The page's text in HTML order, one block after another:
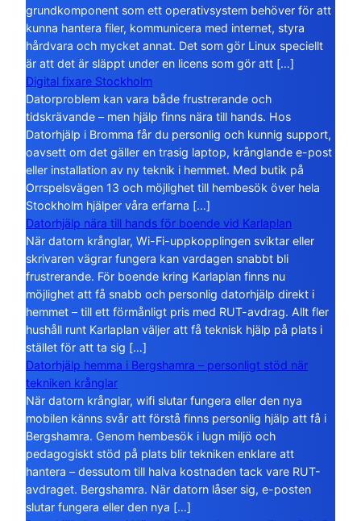
grundkomponent som ett operativsystem behöver för att
kunna hantera filer, kommunicera med internet, styra
hårdvara och mycket annat. Det som gör Linux speciellt
är att det är släppt under en licens som gör att […]
Digital fixare Stockholm
Datorproblem kan vara både frustrerande och
tidskrävande – men hjälp finns nära till hands. Hos
Datorhjälp i Bromma får du personlig och kunnig support,
oavsett om det gäller en trasig laptop, krånglande e-post
eller installation av ny teknik i hemmet. Med butik på
Orrspelsvägen 13 och möjlighet till hembesök över hela
Stockholm hjälper våra erfarna […]
Datorhjälp nära till hands för boende vid Karlaplan
När datorn krånglar, Wi-Fi-uppkopplingen sviktar eller
skrivaren vägrar fungera kan vardagen snabbt bli
frustrerande. För boende kring Karlaplan finns nu
möjlighet att få snabb och personlig datorhjälp direkt i
hemmet – till ett förmånligt pris med RUT-avdrag. Allt fler
hushåll runt Karlaplan väljer att få teknisk hjälp på plats i
stället för att ta sig […]
Datorhjälp hemma i Bergshamra – personligt stöd när
tekniken krånglar
När datorn krånglar, wifi slutar fungera eller den nya
mobilen känns svår att förstå finns personlig hjälp att få i
Bergshamra. Genom hembesök i lugn miljö och
pedagogiskt stöd på plats blir tekniken enklare att
hantera – dessutom till halva kostnaden tack vare RUT-
avdraget. Bergshamra. När datorn låser sig, e-posten
slutar fungera eller den nya […]